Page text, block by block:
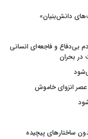
دانش‌بنیان»
بی‌دفاع و فاجعه‌ای انسانی
در بحران
عصر انزوای خاموش
ساختارهای پیچیده